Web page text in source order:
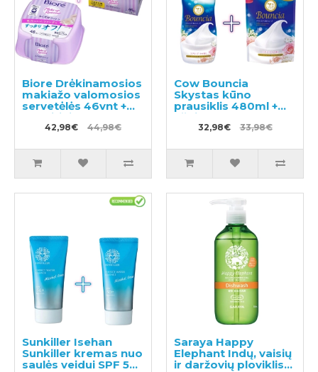
Biore Drėkinamosios
makiažo valomosios
servetėlės 46vnt +
pakaitinis blokas
46vnt42,98€ 44,98€
Cow Bouncia
Skystas kūno
prausiklis 480ml +
užpildas 360ml
32,98€ 33,98€
Sunkiller Isehan
Sunkiller kremas nuo
saulės veidui SPF 50+
Saraya Happy
Elephant Indų, vaisių
ir daržovių ploviklis